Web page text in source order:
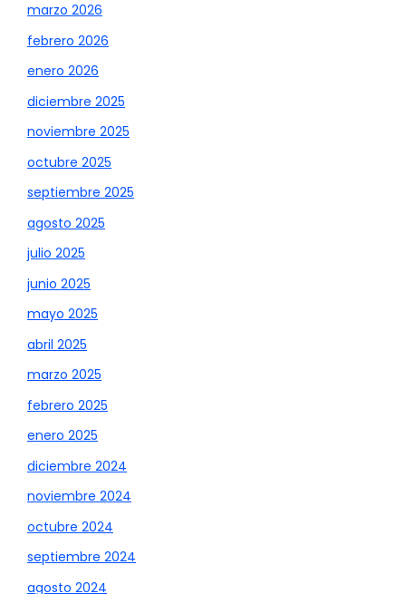
marzo 2026
febrero 2026
enero 2026
diciembre 2025
noviembre 2025
octubre 2025
septiembre 2025
agosto 2025
julio 2025
junio 2025
mayo 2025
abril 2025
marzo 2025
febrero 2025
enero 2025
diciembre 2024
noviembre 2024
octubre 2024
septiembre 2024
agosto 2024